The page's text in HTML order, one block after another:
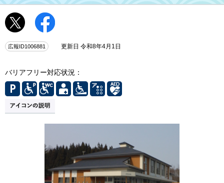
広報ID1006881 更新日 令和8年4月1日
バリアフリー対応状況：